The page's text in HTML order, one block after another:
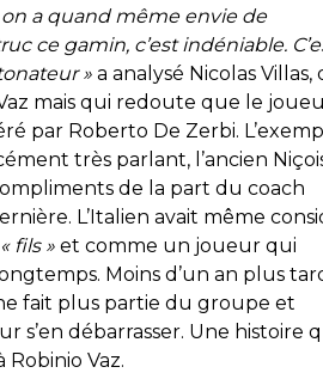
on a quand même envie de
ce gamin, c’est indéniable.
» a analysé Nicolas Villas,
mais qui redoute que le
par Roberto De Zerbi.
très parlant, l’ancien
de la part du coach
L’Italien avait même
« fils » et comme un joueur qui
Moins d’un an plus
fait plus partie du groupe et
s’en débarrasser. Une histoire
Robinio Vaz.